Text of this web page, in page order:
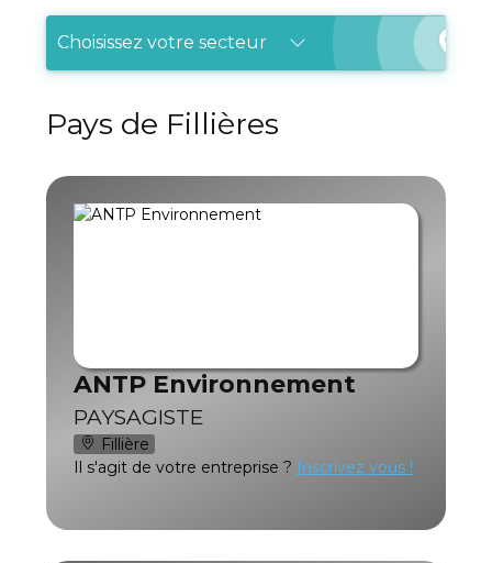
Choisissez votre secteur
Pays de Fillières
ANTP Environnement
PAYSAGISTE
Fillière
Il s'agit de votre entreprise ? Inscrivez vous !